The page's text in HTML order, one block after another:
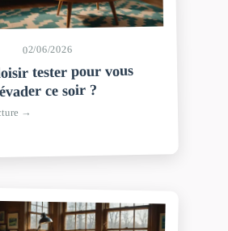
02/06/2026
tester pour vous
évader ce soir ?
→